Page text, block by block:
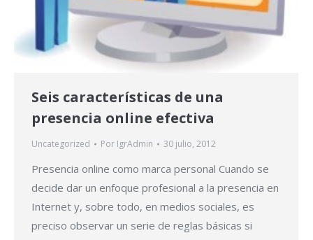
Seis características de una
presencia online efectiva
Uncategorized Por IgrAdmin 30 julio, 2012
Presencia online como marca personal Cuando se
decide dar un enfoque profesional a la presencia en
Internet y, sobre todo, en medios sociales, es
preciso observar un serie de reglas básicas si